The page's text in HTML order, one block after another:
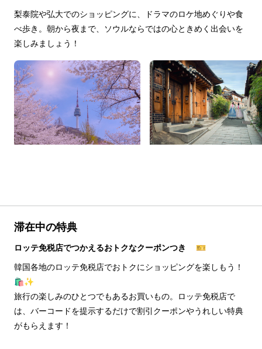
梨泰院や弘大でのショッピングに、ドラマのロケ地めぐりや食
べ歩き。朝から夜まで、ソウルならではの心ときめく出会いを
楽しみましょう！
滞在中の特典
ロッテ免税店でつかえるおトクなクーポンつき 🎫
韓国各地のロッテ免税店でおトクにショッピングを楽しもう！
🛍️✨
旅行の楽しみのひとつでもあるお買いもの。ロッテ免税店で
は、バーコードを提示するだけで割引クーポンやうれしい特典
がもらえます！